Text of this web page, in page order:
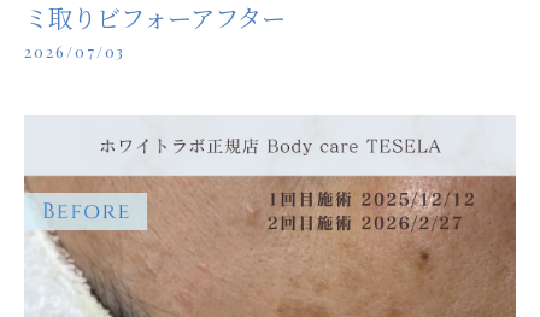
ミ取りビフォーアフター
2026/07/03